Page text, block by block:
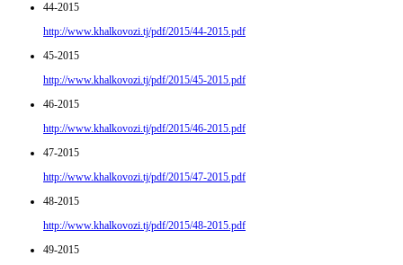
44-2015
http://www.khalkovozi.tj/pdf/2015/44-2015.pdf
45-2015
http://www.khalkovozi.tj/pdf/2015/45-2015.pdf
46-2015
http://www.khalkovozi.tj/pdf/2015/46-2015.pdf
47-2015
http://www.khalkovozi.tj/pdf/2015/47-2015.pdf
48-2015
http://www.khalkovozi.tj/pdf/2015/48-2015.pdf
49-2015